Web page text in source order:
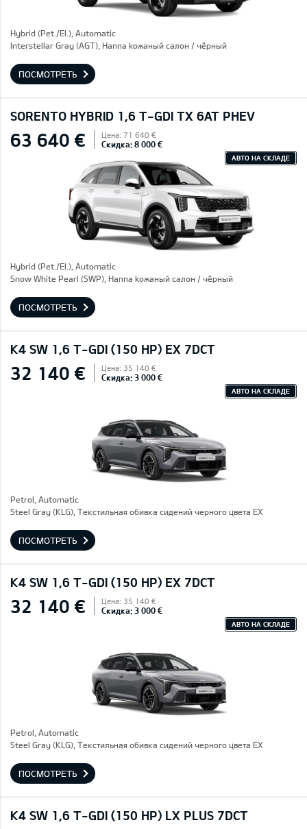
Hybrid (Pet./El.), Automatic
Interstellar Gray (AGT), Hаппа kожаный салон / чёрный
ПОСМОТРЕТЬ
SORENTO HYBRID 1,6 T-GDI TX 6AT PHEV
63 640 € Цена: 71 640 €
Скидка: 8 000 €
АВТО НА СКЛАДЕ
Hybrid (Pet./El.), Automatic
Snow White Pearl (SWP), Hаппа kожаный салон / чёрный
ПОСМОТРЕТЬ
K4 SW 1,6 T-GDI (150 HP) EX 7DCT
32 140 € Цена: 35 140 €
Скидка: 3 000 €
АВТО НА СКЛАДЕ
Petrol, Automatic
Steel Gray (KLG), Текстильная обивка сидений черного цвета EX
ПОСМОТРЕТЬ
K4 SW 1,6 T-GDI (150 HP) EX 7DCT
32 140 € Цена: 35 140 €
Скидка: 3 000 €
АВТО НА СКЛАДЕ
Petrol, Automatic
Steel Gray (KLG), Текстильная обивка сидений черного цвета EX
ПОСМОТРЕТЬ
K4 SW 1,6 T-GDI (150 HP) LX PLUS 7DCT